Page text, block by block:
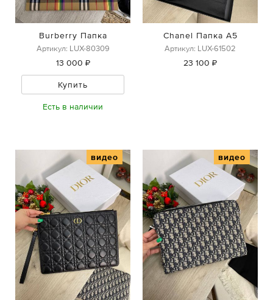
Burberry Папка
Артикул: LUX-80309
13 000 ₽
Купить
Есть в наличии
Chanel Папка А5
Артикул: LUX-61502
23 100 ₽
видео видео